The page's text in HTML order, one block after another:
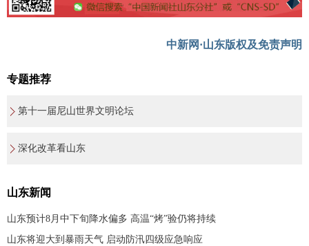
中新网·山东版权及免责声明
专题推荐
第十一届尼山世界文明论坛
深化改革看山东
山东新闻
山东预计8月中下旬降水偏多 高温“烤”验仍将持续
山东将迎大到暴雨天气 启动防汛四级应急响应